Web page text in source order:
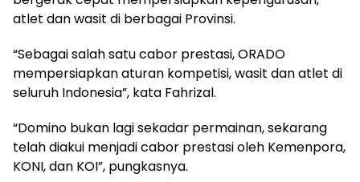
atlet dan wasit di berbagai Provinsi.
“Sebagai salah satu cabor prestasi, ORADO
mempersiapkan aturan kompetisi, wasit dan atlet di
seluruh Indonesia”, kata Fahrizal.
“Domino bukan lagi sekadar permainan, sekarang
telah diakui menjadi cabor prestasi oleh Kemenpora,
KONI, dan KOI”, pungkasnya.